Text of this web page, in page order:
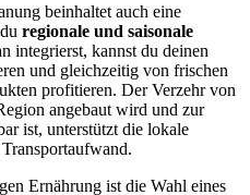
beinhaltet auch eine
regionale und saisonale
integrierst, kannst du deinen
und gleichzeitig von frischen
profitieren. Der Verzehr von
angebaut wird und zur
ist, unterstützt die lokale
Ernährung ist die Wahl eines